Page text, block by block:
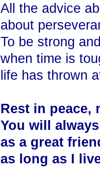
All the advice
about
To be strong
when time is
life has thrown
Rest in peace,
You will
as a great
as long as I